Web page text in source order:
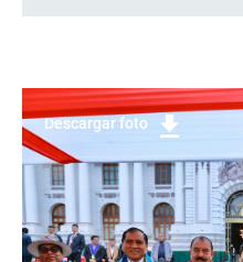
Descargar foto